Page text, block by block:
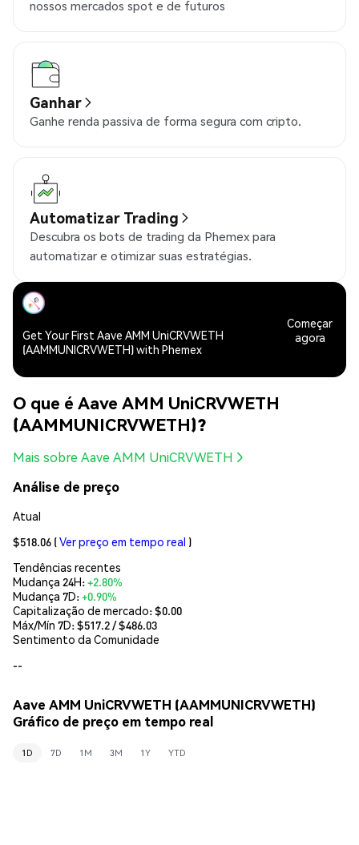
nossos mercados spot e de futuros
Ganhar
Ganhe renda passiva de forma segura com cripto.
Automatizar Trading
Descubra os bots de trading da Phemex para
automatizar e otimizar suas estratégias.
Get Your First Aave AMM UniCRVWETH
(AAMMUNICRVWETH) with Phemex
Começar
agora
O que é Aave AMM UniCRVWETH
(AAMMUNICRVWETH)?
Mais sobre Aave AMM UniCRVWETH
Análise de preço
Atual
$518.06 (Ver preço em tempo real )
Tendências recentes
Mudança 24H:+2.80%
Mudança 7D:+0.90%
Capitalização de mercado:$0.00
Máx/Mín 7D: $517.2/ $486.03
Sentimento da Comunidade
--
Aave AMM UniCRVWETH (AAMMUNICRVWETH)
Gráfico de preço em tempo real
1D 7D 1M 3M 1Y YTD